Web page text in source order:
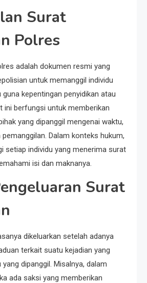
Surat
Polres
adalah dokumen resmi yang
untuk memanggil individu
kepentingan penyidikan atau
ini berfungsi untuk memberikan
yang dipanggil mengenai waktu,
Dalam konteks hukum,
setiap individu yang menerima surat
isi dan maknanya.
Surat
dikeluarkan setelah adanya
terkait suatu kejadian yang
dipanggil. Misalnya, dalam
ada saksi yang memberikan